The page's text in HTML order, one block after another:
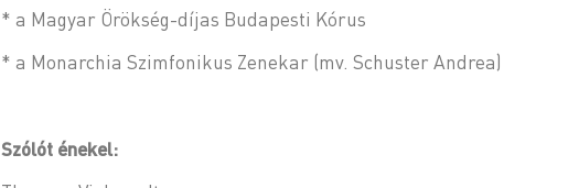
* a Magyar Örökség-díjas Budapesti Kórus
* a Monarchia Szimfonikus Zenekar (mv. Schuster Andrea)
Szólót énekel: